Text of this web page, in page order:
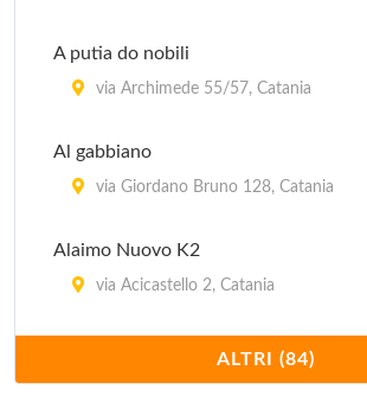
A putia do nobili
via Archimede 55/57, Catania
Al gabbiano
via Giordano Bruno 128, Catania
Alaimo Nuovo K2
via Acicastello 2, Catania
via Mollica 24/26, Cannizzaro
ALTRI (84)